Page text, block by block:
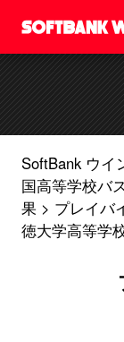
SoftBank ウイ
国高等学校バ
果
プレイバ
徳大学高等学